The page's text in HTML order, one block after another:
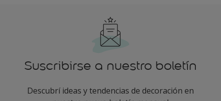
Suscribirse a nuestro boletín
Descubrí ideas y tendencias de decoración en